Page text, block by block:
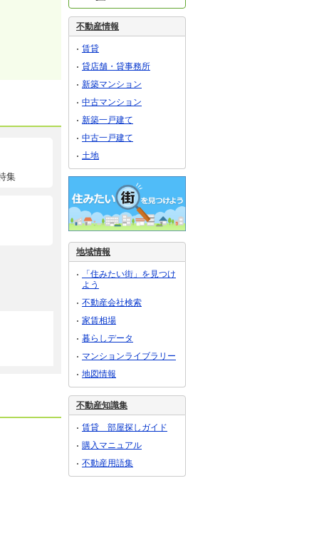
集
不動産情報
賃貸
貸店舗・貸事務所
新築マンション
中古マンション
新築一戸建て
中古一戸建て
土地
地域情報
「住みたい街」を見つけ
よう
不動産会社検索
家賃相場
暮らしデータ
マンションライブラリー
地図情報
不動産知識集
賃貸 部屋探しガイド
購入マニュアル
不動産用語集